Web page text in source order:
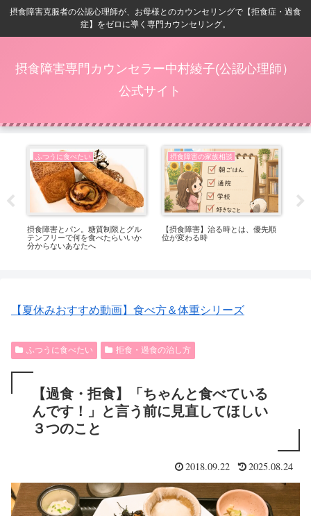
摂食障害克服者の公認心理師が、お母様とのカウンセリングで【拒食症・過食
症】をゼロに導く専門カウンセリング。
摂食障害専門カウンセラー中村綾子(公認心理師）
公式サイト
ふつうに食べたい
摂食障害とパン。糖質制限とグル
テンフリーで何を食べたらいいか
分からないあなたへ
摂食障害の家族相談
【摂食障害】治る時とは、優先順
位が変わる時
【夏休みおすすめ動画】食べ方＆体重シリーズ
ふつうに食べたい 拒食・過食の治し方
【過食・拒食】「ちゃんと食べている
んです！」と言う前に見直してほしい
３つのこと
2018.09.22 2025.08.24